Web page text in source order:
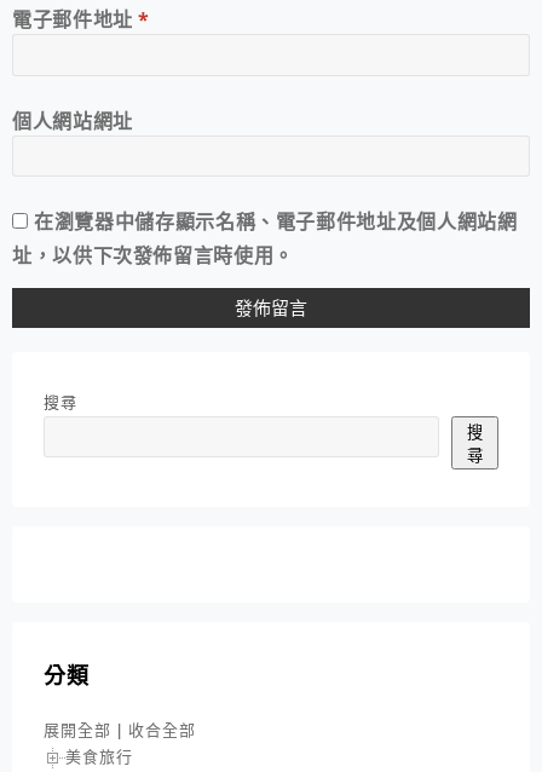
電子郵件地址*
個人網站網址
在瀏覽器中儲存顯示名稱、電子郵件地址及個人網站網
址，以供下次發佈留言時使用。
搜尋
搜
尋
分類
展開全部
收合全部
美食旅行